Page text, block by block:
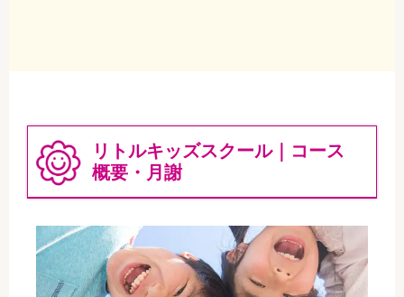
リトルキッズスクール｜コース
概要・月謝